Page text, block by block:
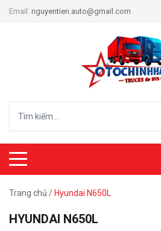
Email: nguyentien.auto@gmail.com
Trang chủ / Hyundai N650L
HYUNDAI N650L